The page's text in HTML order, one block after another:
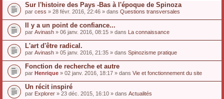
Sur l'histoire des Pays -Bas à l'époque de Spinoza
par cess » 28 févr. 2016, 22:46 » dans Questions transversales
Il y a un point de confiance...
par Avinash » 06 janv. 2016, 08:15 » dans La connaissance
L'art d'être radical.
par Avinash » 05 janv. 2016, 21:35 » dans Spinozisme pratique
Fonction de recherche et autre
par Henrique » 02 janv. 2016, 18:17 » dans Vie et fonctionnement du site
Un récit inspiré
par Explorer » 23 déc. 2015, 16:10 » dans Actualités